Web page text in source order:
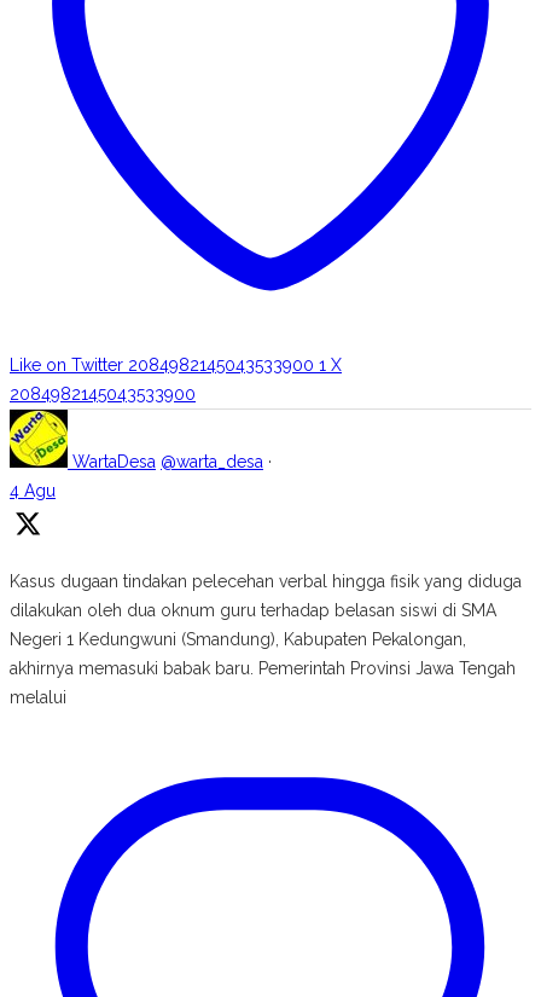
Like on Twitter 2084982145043533900 1 X
2084982145043533900
WartaDesa @warta_desa ·
4 Agu
Kasus dugaan tindakan pelecehan verbal hingga fisik yang diduga
dilakukan oleh dua oknum guru terhadap belasan siswi di SMA
Negeri 1 Kedungwuni (Smandung), Kabupaten Pekalongan,
akhirnya memasuki babak baru. Pemerintah Provinsi Jawa Tengah
melalui